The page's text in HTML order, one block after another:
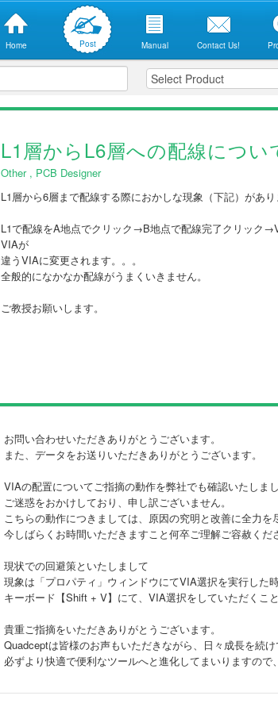
Home Post Manual Contact Us!
L1層からL6層への配線につい
Other, PCB Designer
L1層から6層まで配線する際におかしな現象（下記）があ
L1で配線をA地点でクリック→B地点で配線完了クリック
VIAが
違うVIAに変更されます。。。
全般的になかなか配線がうまくいきません。
ご教授お願いします。
お問い合わせいただきありがとうございます。
また、データをお送りいただきありがとうございます。
VIAの配置についてご指摘の動作を弊社でも確認いたしまし
ご迷惑をおかけしており、申し訳ございません。
こちらの動作につきましては、原因の究明と改善に全力を
今しばらくお時間いただきますこと何卒ご理解ご容赦くだ
現状での回避策といたしまして
現象は「プロパティ」ウィンドウにてVIA選択を実行した
キーボード【Shift + V】にて、VIA選択をしていただくこ
貴重ご指摘をいただきありがとうございます。
Quadceptは皆様のお声もいただきながら、日々成長を続け
必ずより快適で便利なツールへと進化してまいりますので